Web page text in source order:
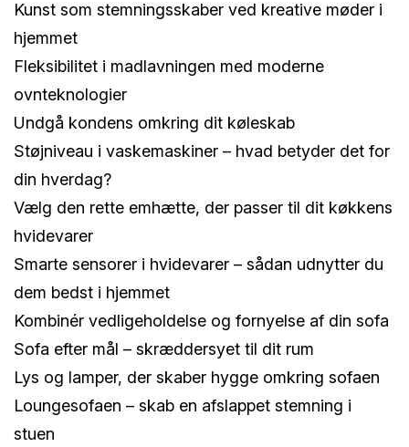
Kunst som stemningsskaber ved kreative møder i
hjemmet
Fleksibilitet i madlavningen med moderne
ovnteknologier
Undgå kondens omkring dit køleskab
Støjniveau i vaskemaskiner – hvad betyder det for
din hverdag?
Vælg den rette emhætte, der passer til dit køkkens
hvidevarer
Smarte sensorer i hvidevarer – sådan udnytter du
dem bedst i hjemmet
Kombinér vedligeholdelse og fornyelse af din sofa
Sofa efter mål – skræddersyet til dit rum
Lys og lamper, der skaber hygge omkring sofaen
Loungesofaen – skab en afslappet stemning i
stuen